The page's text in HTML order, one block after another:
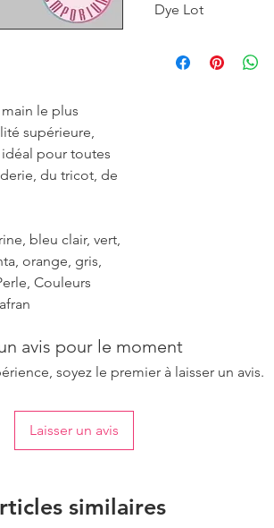
le plus
supérieure,
pour toutes
du tricot, de
bleu clair, vert,
orange, gris,
Couleurs
Dye Lot
ensure the
avis pour le moment
soyez le premier à laisser un avis.
Laisser un avis
similaires